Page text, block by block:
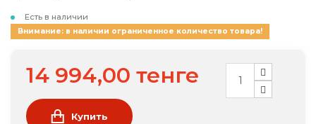
Есть в наличии
Внимание: в наличии ограниченное количество товара!
14 994,00 тенге
Купить